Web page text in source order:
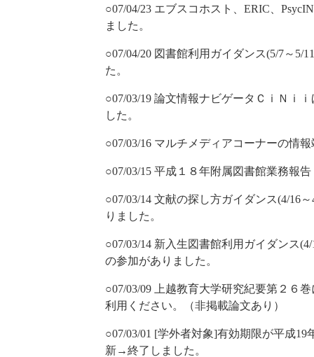
○07/04/23 エブスコホスト、ERIC、
ました。
○07/04/20 図書館利用ガイダンス(5/7～
た。
○07/03/19 論文情報ナビゲータＣｉＮｉ
した。
○07/03/16 マルチメディアコーナーの情
○07/03/15 平成１８年附属図書館業務報告
○07/03/14 文献の探し方ガイダンス(4/16
りました。
○07/03/14 新入生図書館利用ガイダンス
の参加がありました。
○07/03/09 上越教育大学研究紀要第２６
利用ください。（非掲載論文あり）
○07/03/01 [学外者対象]有効期限が平成
新→終了しました。